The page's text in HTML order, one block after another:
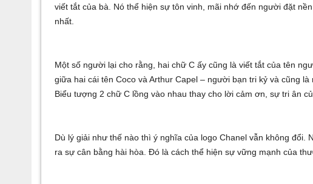
viết tắt của bà. Nó thể hiện sự tôn vinh, mãi nhớ đến người đặt
nhất.
Một số người lại cho rằng, hai chữ C ấy cũng là viết tắt của tên
giữa hai cái tên Coco và Arthur Capel – người bạn tri kỷ và cũng
Biểu tượng 2 chữ C lồng vào nhau thay cho lời cảm ơn, sự tri ân
Dù lý giải như thế nào thì ý nghĩa của logo Chanel vẫn không
ra sự cân bằng hài hòa. Đó là cách thể hiện sự vững mạnh của